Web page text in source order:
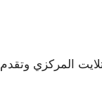
المركزي وتقدم